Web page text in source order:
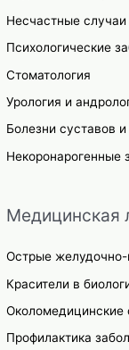
Несчастные случаи
Психологические
Стоматология
Урология и
Болезни суставов и
Некоронарогенные
Медицинская
Острые желудочно-
Красители в
Околомедицинские
Профилактика